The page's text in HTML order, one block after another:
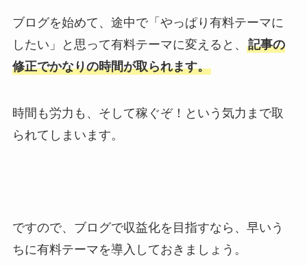
ブログを始めて、途中で「やっぱり有料テーマに
したい」と思って有料テーマに変えると、 記事の
修正でかなりの時間が取られます。
時間も労力も、そして稼ぐぞ！という気力まで取
られてしまいます。
ですので、ブログで収益化を目指すなら、早いう
ちに有料テーマを導入しておきましょう。